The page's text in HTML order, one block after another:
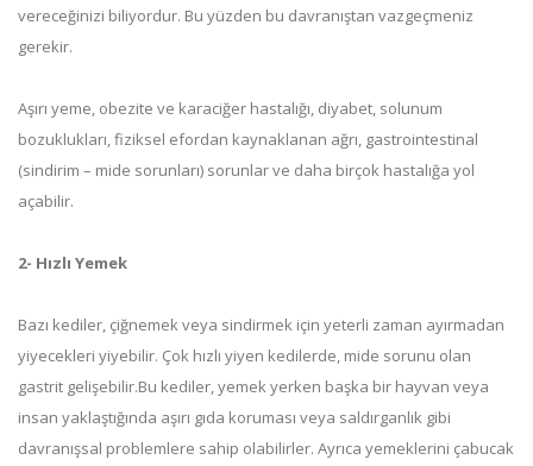
vereceğinizi biliyordur. Bu yüzden bu davranıştan vazgeçmeniz
gerekir.
Aşırı yeme, obezite ve karaciğer hastalığı, diyabet, solunum
bozuklukları, fiziksel efordan kaynaklanan ağrı, gastrointestinal
(sindirim – mide sorunları) sorunlar ve daha birçok hastalığa yol
açabilir.
2- Hızlı Yemek
Bazı kediler, çiğnemek veya sindirmek için yeterli zaman ayırmadan
yiyecekleri yiyebilir. Çok hızlı yiyen kedilerde, mide sorunu olan
gastrit gelişebilir.Bu kediler, yemek yerken başka bir hayvan veya
insan yaklaştığında aşırı gıda koruması veya saldırganlık gibi
davranışsal problemlere sahip olabilirler. Ayrıca yemeklerini çabucak